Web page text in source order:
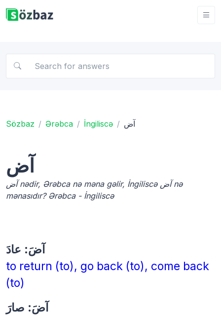
Sözbaz Ərəbca İngiliscə آض
آض
آض nədir, Ərəbca nə məna gəlir, İngiliscə آض nə
mənasıdır? Ərəbca - İngiliscə
آضَ: عادَ
to return (to), go back (to), come back
(to)
آضَ: صارَ